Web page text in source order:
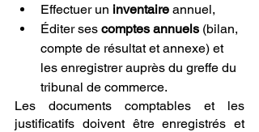
Effectuer un inventaire annuel,
Éditer ses comptes annuels (bilan,
compte de résultat et annexe) et
les enregistrer auprès du greffe du
tribunal de commerce.
Les documents comptables et les
justificatifs doivent être enregistrés et